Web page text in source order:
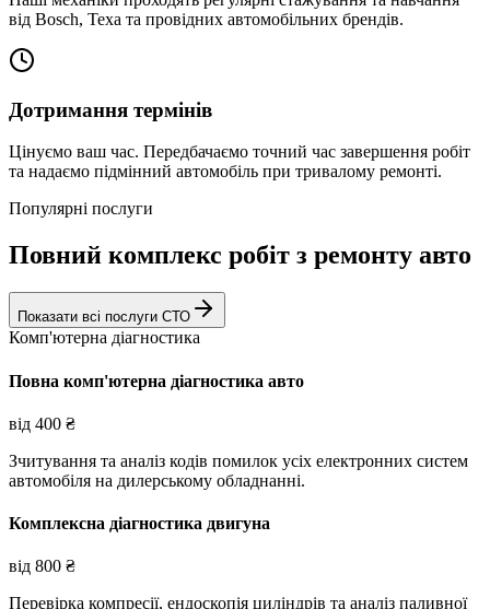
від Bosch, Texa та провідних автомобільних брендів.
Дотримання термінів
Цінуємо ваш час. Передбачаємо точний час завершення робіт
та надаємо підмінний автомобіль при тривалому ремонті.
Популярні послуги
Повний комплекс робіт з ремонту авто
Показати всі послуги СТО
Комп'ютерна діагностика
Повна комп'ютерна діагностика авто
від 400 ₴
Зчитування та аналіз кодів помилок усіх електронних систем
автомобіля на дилерському обладнанні.
Комплексна діагностика двигуна
від 800 ₴
Перевірка компресії, ендоскопія циліндрів та аналіз паливної